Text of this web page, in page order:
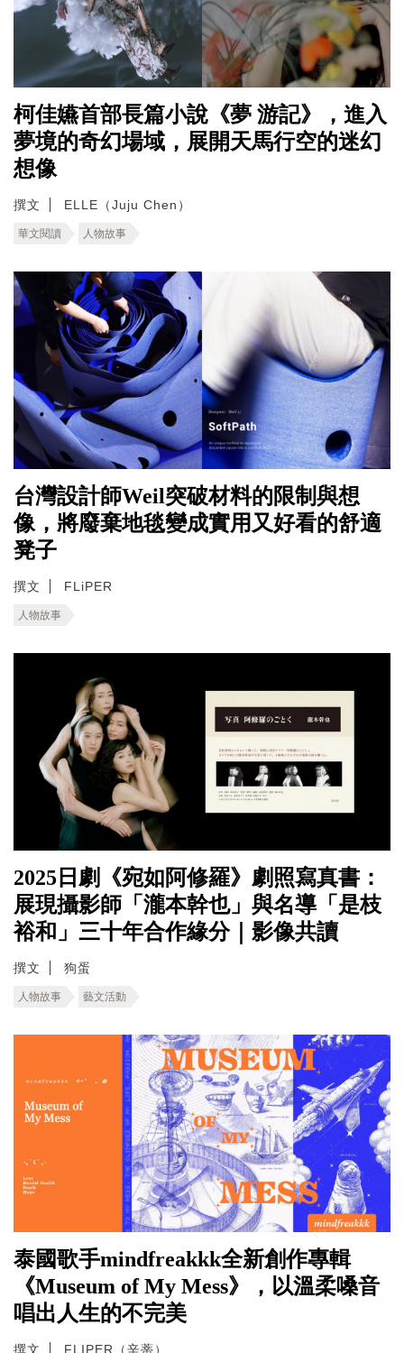
柯佳嬿首部長篇小說《夢 游記》，進入
夢境的奇幻場域，展開天馬行空的迷幻
想像
撰文 ELLE（Juju Chen）
華文閱讀 人物故事
台灣設計師Weil突破材料的限制與想
像，將廢棄地毯變成實用又好看的舒適
凳子
撰文 FLiPER
人物故事
2025日劇《宛如阿修羅》劇照寫真書：
展現攝影師「瀧本幹也」與名導「是枝
裕和」三十年合作緣分｜影像共讀
撰文 狗蛋
人物故事 藝文活動
泰國歌手mindfreakkk全新創作專輯
《Museum of My Mess》，以溫柔嗓音
唱出人生的不完美
撰文 FLIPER（辛蒂）